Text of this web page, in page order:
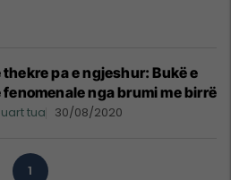
thekre pa e ngjeshur: Bukë e
nga brumi me birrë
tua 30/08/2020
1